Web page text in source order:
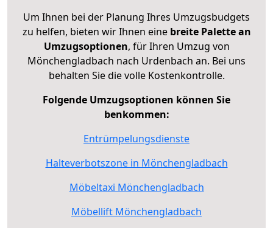
Um Ihnen bei der Planung Ihres Umzugsbudgets
zu helfen, bieten wir Ihnen eine breite Palette an
Umzugsoptionen, für Ihren Umzug von
Mönchengladbach nach Urdenbach an. Bei uns
behalten Sie die volle Kostenkontrolle.
Folgende Umzugsoptionen können Sie
benkommen:
Entrümpelungsdienste
Halteverbotszone in Mönchengladbach
Möbeltaxi Mönchengladbach
Möbellift Mönchengladbach